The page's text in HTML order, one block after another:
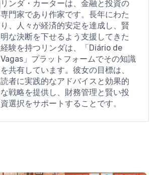
リンダ・カーターは、金融と投資の
専門家であり作家です。長年にわた
り、人々が経済的安定を達成し、賢
明な決断を下せるよう支援してきた
経験を持つリンダは、「Diário de
Vagas」プラットフォームでその知識
を共有しています。彼女の目標は、
読者に実践的なアドバイスと効果的
な戦略を提供し、財務管理と賢い投
資選択をサポートすることです。